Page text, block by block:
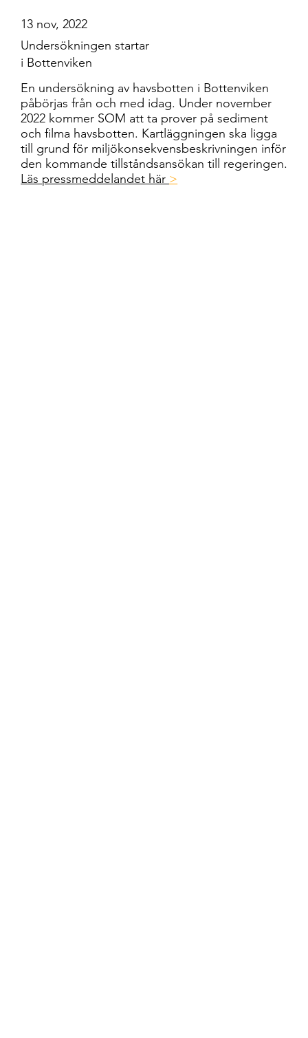
13 nov, 2022
Undersökningen startar
i Bottenviken
En undersökning av havsbotten i Bottenviken
påbörjas från och med idag. Under november
2022 kommer SOM att ta prover på sediment
och filma havsbotten. Kartläggningen ska ligga
till grund för miljökonsekvensbeskrivningen inför
den kommande tillståndsansökan till regeringen.
Läs pressmeddelandet här >